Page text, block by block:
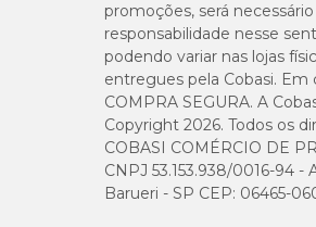
promoções, será
responsabilidade nesse
podendo variar nas lojas
entregues pela Cobasi. Em
COMPRA SEGURA. A
Copyright 2026. Todos os
COBASI COMÉRCIO DE
CNPJ 53.153.938/0016-94 -
Barueri - SP CEP: 06465-